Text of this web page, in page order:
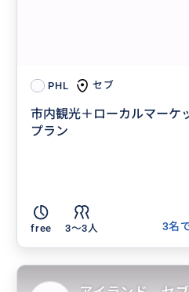
PHL セブ
市内観光＋ローカルマーケ
プラン
free 3〜3人
3名